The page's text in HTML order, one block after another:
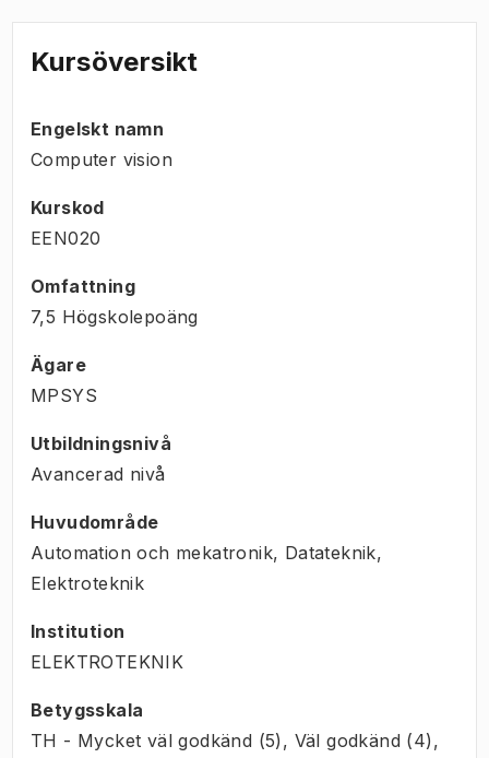
Kursöversikt
Engelskt namn
Computer vision
Kurskod
EEN020
Omfattning
7,5 Högskolepoäng
Ägare
MPSYS
Utbildningsnivå
Avancerad nivå
Huvudområde
Automation och mekatronik, Datateknik,
Elektroteknik
Institution
ELEKTROTEKNIK
Betygsskala
TH - Mycket väl godkänd (5), Väl godkänd (4),